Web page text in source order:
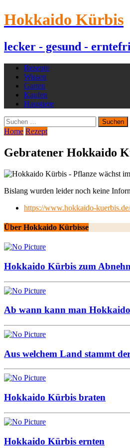
Hokkaido Kürbis
lecker - gesund -
Rezepte
Wissen
Garten
Kaufen
Haustiere
Suchen
nach:
Home Rezept
Gebratener Hokkaido
Bislang wurden leider noch keine
https://www.hokkaido-
Über Hokkaido Kürbisse
Hokkaido Kürbis zum
Ab wann kann man
Aus welchem Land stammt
Hokkaido Kürbis braten
Hokkaido Kürbis ernten